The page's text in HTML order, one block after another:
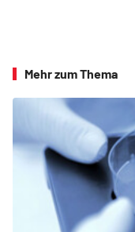
Mehr zum Thema